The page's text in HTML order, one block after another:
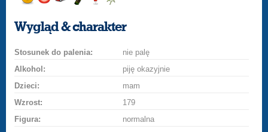
uśmiech
buziakasamochodem
szampana
drinka
różę
Wygląd & charakter
Stosunek do palenia:
nie palę
Alkohol:
piję okazyjnie
Dzieci:
mam
Wzrost:
179
Figura:
normalna